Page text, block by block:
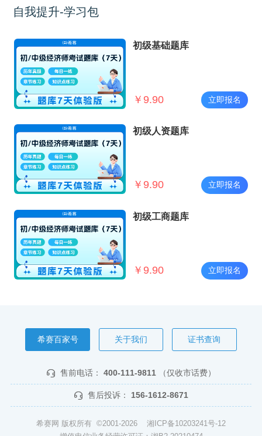
自我提升-学习包
初级基础题库
￥ 9.90 立即报名
初级人资题库
￥ 9.90 立即报名
初级工商题库
￥ 9.90 立即报名
希赛百家号 关于我们 证书查询
售前电话： 400-111-9811 （仅收市话费）
售后投诉： 156-1612-8671
希赛网 版权所有 ©2001-2026 湘ICP备10203241号-12